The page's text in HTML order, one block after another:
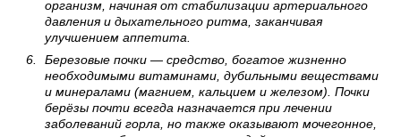
организм, начиная от стабилизации артериального
давления и дыхательного ритма, заканчивая
улучшением аппетита.
Березовые почки — средство, богатое жизненно
необходимыми витаминами, дубильными веществами
и минералами (магнием, кальцием и железом). Почки
берёзы почти всегда назначается при лечении
заболеваний горла, но также оказывают мочегонное,